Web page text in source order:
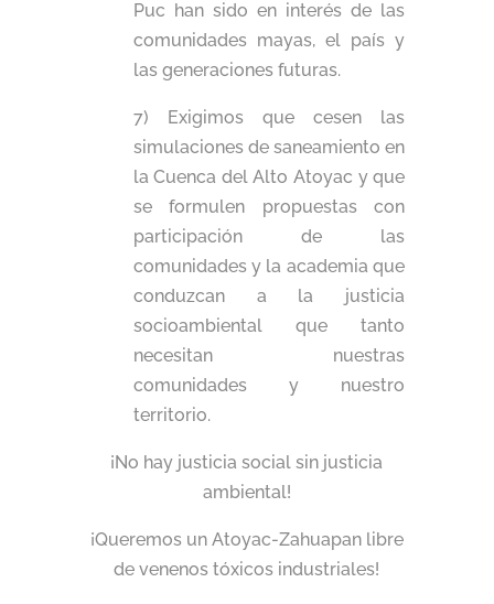
Puc han sido en interés de las
comunidades mayas, el país y
las generaciones futuras.
7) Exigimos que cesen las
simulaciones de saneamiento en
la Cuenca del Alto Atoyac y que
se formulen propuestas con
participación de las
comunidades y la academia que
conduzcan a la justicia
socioambiental que tanto
necesitan nuestras
comunidades y nuestro
territorio.
¡No hay justicia social sin justicia
ambiental!
¡Queremos un Atoyac-Zahuapan libre
de venenos tóxicos industriales!